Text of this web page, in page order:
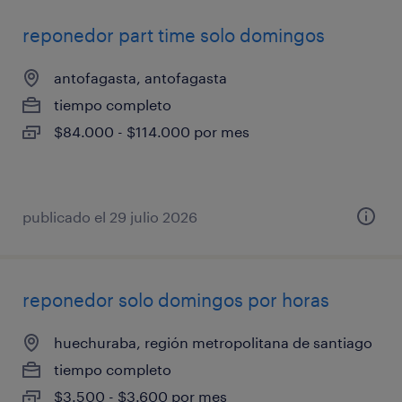
reponedor part time solo domingos
antofagasta, antofagasta
tiempo completo
$84.000 - $114.000 por mes
publicado el 29 julio 2026
reponedor solo domingos por horas
huechuraba, región metropolitana de santiago
tiempo completo
$3.500 - $3.600 por mes